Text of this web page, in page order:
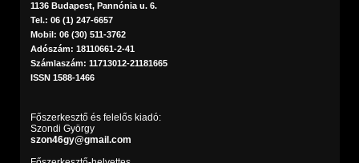
1136 Budapest, Pannónia u. 6.
Tel.: 06 (1) 247-6657
Mobil: 06 (30) 511-3762
Adószám: 18110661-2-41
Számlaszám: 11713012-21181665
ISSN 1588-1466
Főszerkesztő és felelős kiadó:
Szondi György
szon46gy@gmail.com